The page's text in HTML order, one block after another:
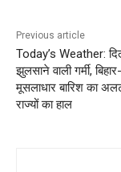
Previous article
Today’s Weather:
झुलसाने वाली गर्मी,
मूसलाधार बारिश का
राज्यों का हाल